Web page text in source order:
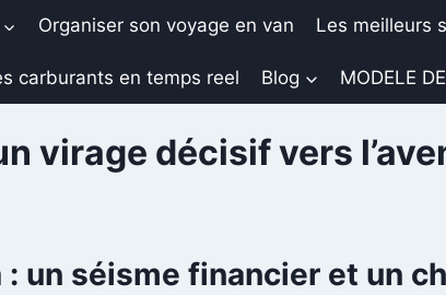
Organiser son voyage en van Les meilleurs
carburants en temps reel Blog MODELE
virage décisif vers
un séisme financier et un